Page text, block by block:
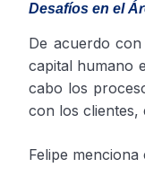
Desafíos en el
De acuerdo
capital humano
cabo los
con los clientes,
Felipe